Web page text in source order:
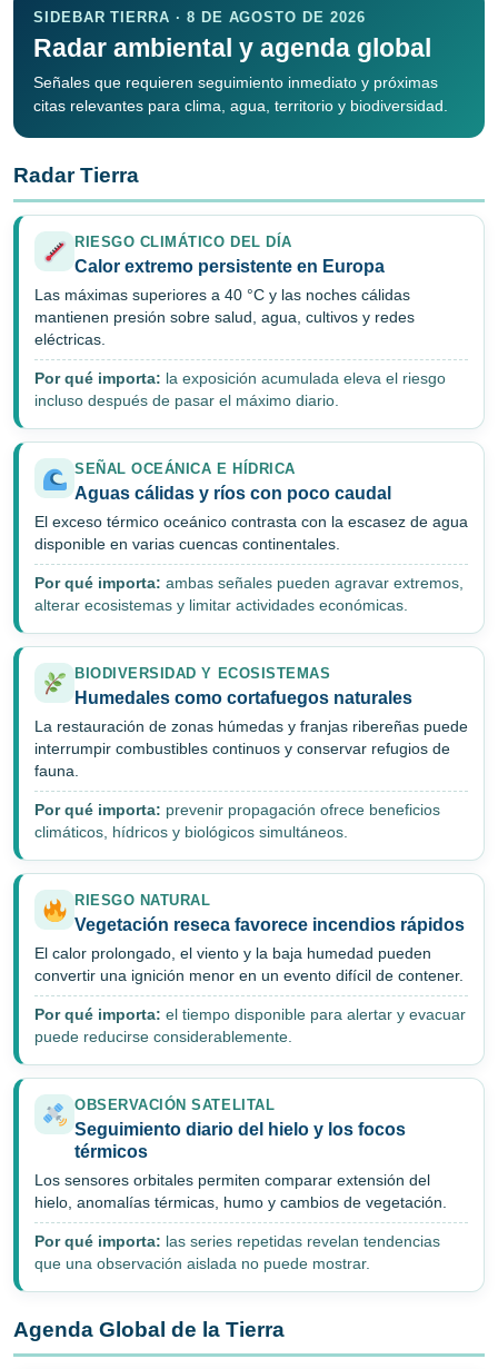
SIDEBAR TIERRA · 8 DE AGOSTO DE 2026
Radar ambiental y agenda global
Señales que requieren seguimiento inmediato y próximas
citas relevantes para clima, agua, territorio y biodiversidad.
Radar Tierra
RIESGO CLIMÁTICO DEL DÍA
Calor extremo persistente en Europa
Las máximas superiores a 40 °C y las noches cálidas
mantienen presión sobre salud, agua, cultivos y redes
eléctricas.
Por qué importa: la exposición acumulada eleva el riesgo
incluso después de pasar el máximo diario.
SEÑAL OCEÁNICA E HÍDRICA
Aguas cálidas y ríos con poco caudal
El exceso térmico oceánico contrasta con la escasez de agua
disponible en varias cuencas continentales.
Por qué importa: ambas señales pueden agravar extremos,
alterar ecosistemas y limitar actividades económicas.
BIODIVERSIDAD Y ECOSISTEMAS
Humedales como cortafuegos naturales
La restauración de zonas húmedas y franjas ribereñas puede
interrumpir combustibles continuos y conservar refugios de
fauna.
Por qué importa: prevenir propagación ofrece beneficios
climáticos, hídricos y biológicos simultáneos.
RIESGO NATURAL
Vegetación reseca favorece incendios rápidos
El calor prolongado, el viento y la baja humedad pueden
convertir una ignición menor en un evento difícil de contener.
Por qué importa: el tiempo disponible para alertar y evacuar
puede reducirse considerablemente.
OBSERVACIÓN SATELITAL
Seguimiento diario del hielo y los focos
térmicos
Los sensores orbitales permiten comparar extensión del
hielo, anomalías térmicas, humo y cambios de vegetación.
Por qué importa: las series repetidas revelan tendencias
que una observación aislada no puede mostrar.
Agenda Global de la Tierra